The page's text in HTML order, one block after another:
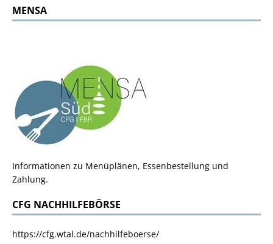
MENSA
Informationen zu Menüplänen, Essenbestellung und
Zahlung.
CFG NACHHILFEBÖRSE
https://cfg.wtal.de/nachhilfeboerse/